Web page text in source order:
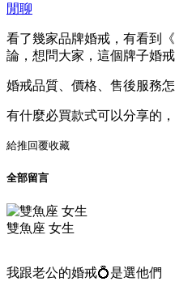
閒聊
看了幾家品牌婚戒，有看到
論，想問大家，這個牌子婚
婚戒品質、價格、售後服務怎
有什麼必買款式可以分享的，
給推回覆收藏
全部留言
雙魚座 女生
我跟老公的婚戒💍是選他們